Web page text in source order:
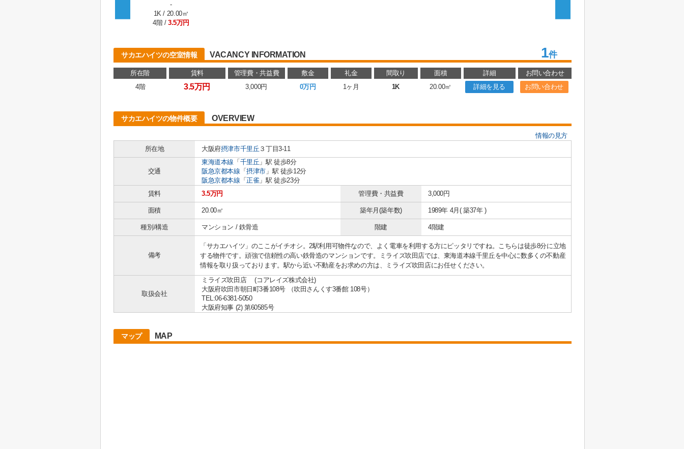
-
1K / 20.00㎡
4階 / 3.5万円
サカエハイツの空室情報 VACANCY INFORMATION 1件
所在階 賃料 管理費・共益費 敷金 礼金 間取り 面積 詳細
お問い合わせ
4階
3.5万円 3,000円 0万円 1ヶ月 1K 20.00㎡ 詳細を見る お問い合わせ
サカエハイツの物件概要 OVERVIEW
情報の見方
所在地
大阪府摂津市千里丘 ３丁目3-11
交通
東海道本線 「 千里丘 」駅 徒歩8分
阪急京都本線 「摂津市 」駅 徒歩12分
阪急京都本線 「正雀 」駅 徒歩23分
賃料
3.5万円 管理費・共益費 3,000円
面積 20.00㎡ 築年月(築年数) 1989年 4月( 築37年 )
種別/構造 マンション / 鉄骨造 階建 4階建
備考
「サカエハイツ」のここがイチオシ。2駅利用可物件なので、よく電車を利用する方にピッタリですね。こちらは徒歩8分に立地
する物件です。頑強で信頼性の高い鉄骨造のマンションです。ミライズ吹田店では、東海道本線千里丘を中心に数多くの不動産
情報を取り扱っております。駅から近い不動産をお求めの方は、ミライズ吹田店にお任せください。
取扱会社
ミライズ吹田店 (コアレイズ株式会社)
大阪府吹田市朝日町3番108号 （吹田さんくす3番館 108号）
TEL:06-6381-5050
大阪府知事 (2) 第60585号
マップ MAP